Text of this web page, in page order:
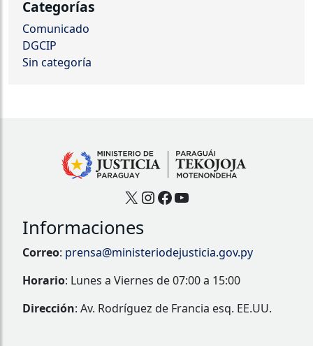
Categorías
Comunicado
DGCIP
Sin categoría
X Instagram
Facebook
YouTube
Informaciones
Correo: prensa@ministeriodejusticia.gov.py
Horario: Lunes a Viernes de 07:00 a 15:00
Dirección: Av. Rodríguez de Francia esq. EE.UU.